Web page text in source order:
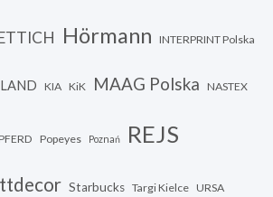
Hörmann INTERPRINT Polska
KIA KiK MAAG Polska NASTEX
Popeyes Poznań REJS
Starbucks Targi Kielce URSA